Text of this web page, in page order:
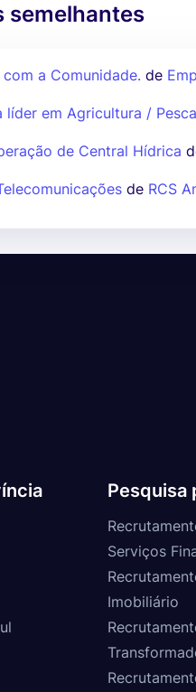
semelhantes
a Comunidade. de
líder em Agricultura /
de Central Hídrica
de RCS
Pesquisa
Serviços
Imobiliário